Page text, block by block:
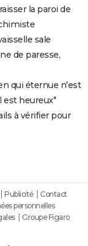
la paroi de
sale
de paresse,
qui éternue n'est
est heureux"
à vérifier pour
Publicité
Contact
personnelles
Groupe Figaro